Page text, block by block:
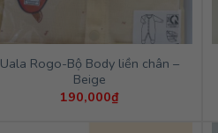
Uala Rogo-Bộ Body liền chân –
Beige
190,000₫